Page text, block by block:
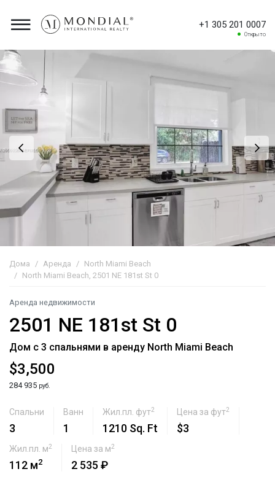
+1 305 201 0007
Открыто
Дома Аренда
North Miami Beach
North Miami Beach, 2501 NE 181st St 0
Аренда недвижимости
2501 NE 181st St 0
Дом с 3 спальнями в аренду North Miami Beach
$3,500
284 935 руб.
Спальни
3
Ванн
1
Жил.пл. фут2
1210 Sq. Ft
Цена за фут2
$3
Жил.пл. м2
112 м2
Цена за м2
2 535 ₽